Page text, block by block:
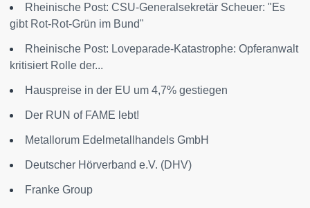
Rheinische Post: CSU-Generalsekretär Scheuer: "Es
gibt Rot-Rot-Grün im Bund"
Rheinische Post: Loveparade-Katastrophe: Opferanwalt
kritisiert Rolle der...
Hauspreise in der EU um 4,7% gestiegen
Der RUN of FAME lebt!
Metallorum Edelmetallhandels GmbH
Deutscher Hörverband e.V. (DHV)
Franke Group